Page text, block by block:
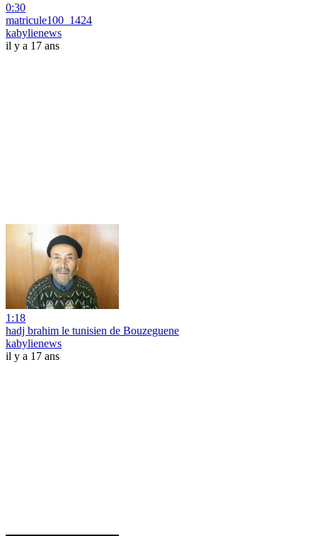
0:30
matricule100_1424
kabylienews
il y a 17 ans
1:18
hadj brahim le tunisien de Bouzeguene
kabylienews
il y a 17 ans